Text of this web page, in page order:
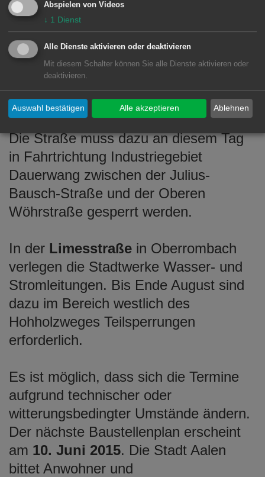
von 7:00 bis Sonntag 7:00 Uhr
halbseitige Sperrungen erforderlich.
Der städtische Bauhof erneuert am
Samstag, 30. Mai in der
Bahnstraßedie Schachtabdeckungen
und führt eine Belagssanierung durch.
Die Straße muss dazu an diesem Tag
in Fahrtrichtung Industriegebiet
Dauerwang zwischen der Julius-
Bausch-Straße und der Oberen
Wöhrstraße gesperrt werden.
In der Limesstraße in Oberrombach
verlegen die Stadtwerke Wasser- und
Stromleitungen. Bis Ende August sind
dazu im Bereich westlich des
Hohholzweges Teilsperrungen
erforderlich.
Es ist möglich, dass sich die Termine
aufgrund technischer oder
witterungsbedingter Umstände ändern.
Der nächste Baustellenplan erscheint
am 10. Juni 2015. Die Stadt Aalen
bittet Anwohner und
Abspielen von Videos
↓ 1 Dienst
Alle Dienste aktivieren oder deaktivieren
Mit diesem Schalter können Sie alle Dienste aktivieren oder
deaktivieren.
Ablehnen
Auswahl bestätigen Alle akzeptieren